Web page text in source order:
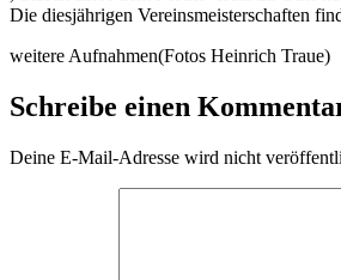
Die diesjährigen Vereinsmeisterschaften
weitere Aufnahmen(Fotos Heinrich Traue)
Schreibe einen
Deine E-Mail-Adresse wird nicht